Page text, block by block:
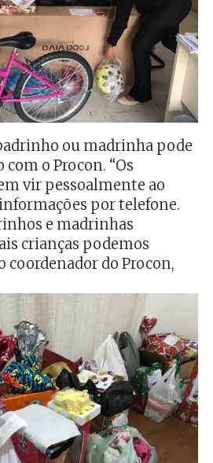
ou madrinha pode
o Procon. “Os
vir pessoalmente ao
por telefone.
e madrinhas
crianças podemos
coordenador do Procon,